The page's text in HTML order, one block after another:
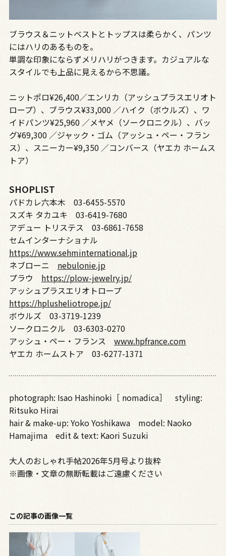
ブラウス＆ニットベストとトップスは柔らかく、パンツ
にはハリのあるものを。
単調な印象にならずメリハリがつきます。カジュアルな
スタイルでも上品に見えるから不思議。
ニットポロ¥26,400／エンリカ（アッシュプラスエリオト
ロープ）、ブラウス¥33,000 ／ハイク（ボウルズ）、ワ
イドパンツ¥25,960 ／メヤメ（ソークロニクル）、バッ
グ¥69,300 ／ジャック・ゴム（アッシュ・ペー・フラン
ス）、スニーカー¥9,350 ／コンバース（ヤエカ ホームス
トア）
SHOPLIST
パドカレ六本木 03-6455-5570
スズキ タカユキ 03-6419-7680
アデュー トリステス 03-6861-7658
セムインターナショナル
https://www.sehminternational.jp
ネブローニ nebulonie.jp
プラウ https://plow-jewelry.jp/
アッシュプラスエリオトロープ
https://hplusheliotrope.jp/
ボウルズ 03-3719-1239
ソークロニクル 03-6303-0270
アッシュ・ペー・フランス www.hpfrance.com
ヤエカ ホームストア 03-6277-1371
photograph: Isao Hashinoki［ nomadica］ styling:
Ritsuko Hirai
hair & make-up: Yoko Yoshikawa model: Naoko
Hamajima edit & text: Kaori Suzuki
大人のおしゃれ手帖2026年5月号より抜粋
※画像・文章の無断転載はご遠慮ください
この記事の画像一覧